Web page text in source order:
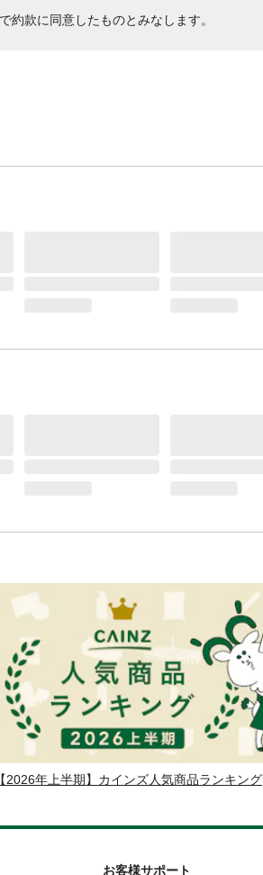
約款に同意したものとみなします。
【2026年上半期】カインズ人気商品ランキング
お客様サポート